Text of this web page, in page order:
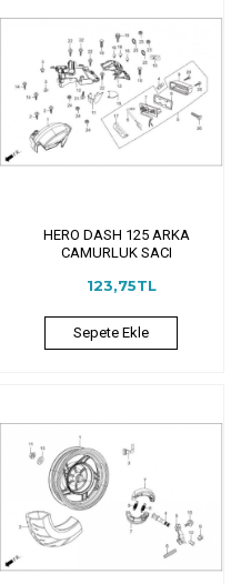
HERO DASH 125 ARKA
CAMURLUK SACI
123,75TL
Sepete Ekle